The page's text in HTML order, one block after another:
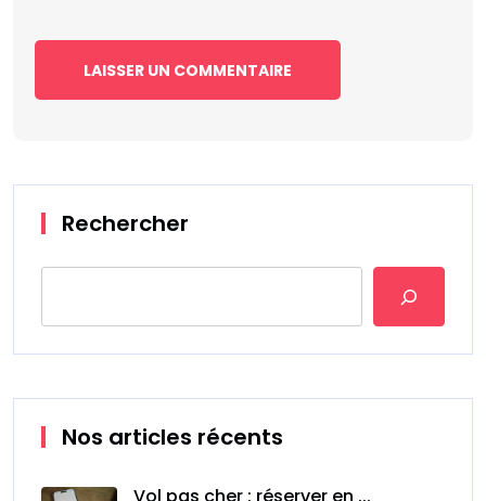
Rechercher
Nos articles récents